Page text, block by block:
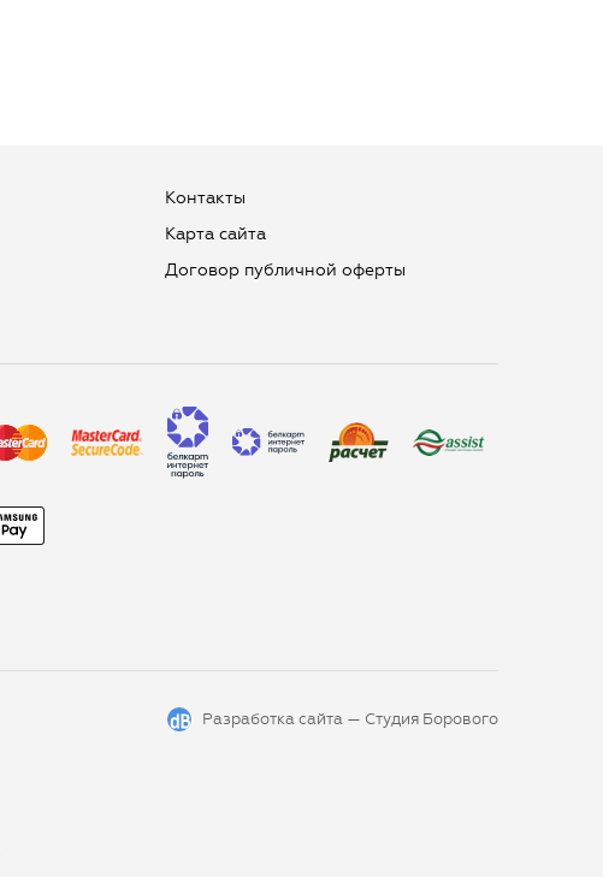
Контакты
Карта сайта
Договор публичной оферты
Разработка сайта — Студия Борового